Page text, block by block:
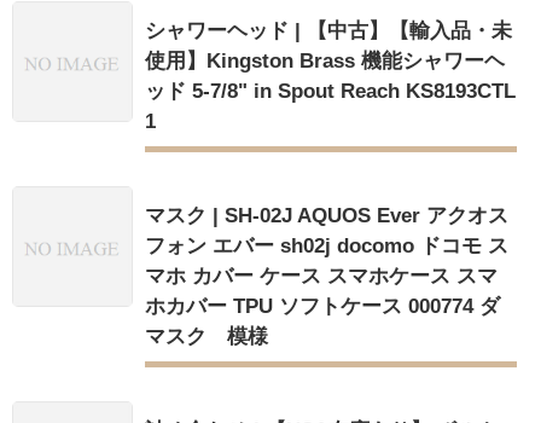
シャワーヘッド | 【中古】【輸入品・未
使用】Kingston Brass 機能シャワーヘ
ッド 5-7/8" in Spout Reach KS8193CTL
1
マスク | SH-02J AQUOS Ever アクオス
フォン エバー sh02j docomo ドコモ ス
マホ カバー ケース スマホケース スマ
ホカバー TPU ソフトケース 000774 ダ
マスク 模様